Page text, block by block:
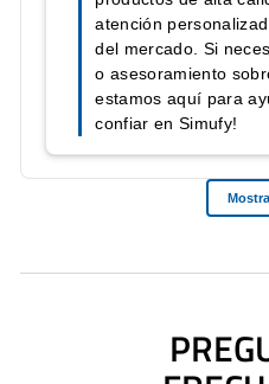
Conexión
Plataforma
Montaje